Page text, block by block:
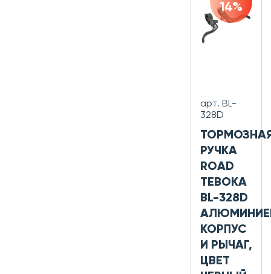
14%
арт. BL-
328D
РУЧКА
ROAD
TEBOKA
BL-328D
КОРПУС
И РЫЧАГ,
ЦВЕТ